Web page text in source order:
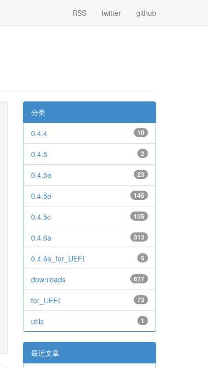
RSS twitter github
分类
10
0.4.4
2
0.4.5
23
0.4.5a
145
0.4.5b
105
0.4.5c
313
0.4.6a
5
0.4.6a_for_UEFI
677
downloads
73
for_UEFI
1
utils
最近文章